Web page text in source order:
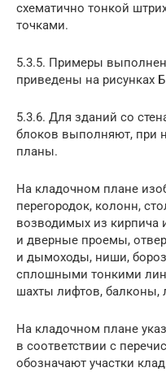
схематично тонкой
точками.
5.3.5. Примеры
приведены на рисунках
5.3.6. Для зданий со
блоков выполняют, при
планы.
На кладочном плане
перегородок, колонн,
возводимых из кирпича
и дверные проемы,
и дымоходы, ниши,
сплошными тонкими
шахты лифтов, балконы,
На кладочном плане
в соответствии с
обозначают участки